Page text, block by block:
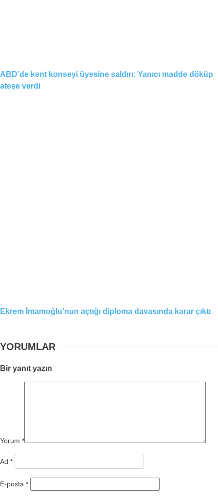
ABD’de kent konseyi üyesine saldırı: Yanıcı madde döküp
ateşe verdi
Ekrem İmamoğlu’nun açtığı diploma davasında karar çıktı
YORUMLAR
Bir yanıt yazın
Yorum *
Ad *
E-posta *